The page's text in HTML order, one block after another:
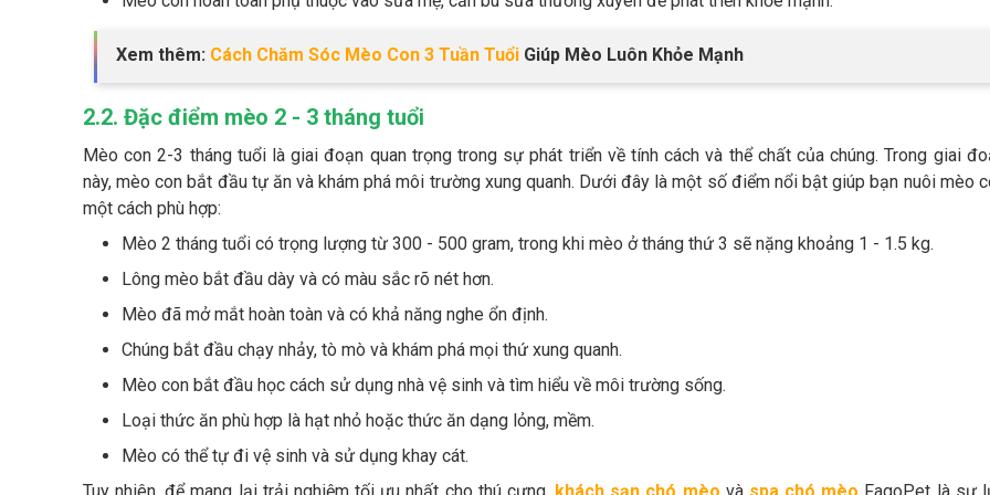
Xem thêm: Cách Chăm Sóc Mèo Con 3 Tuần Tuổi Giúp Mèo Luôn Khỏe Mạnh
2.2. Đặc điểm mèo 2 - 3 tháng tuổi
Mèo con 2-3 tháng tuổi là giai đoạn quan trọng trong sự phát triển về tính cách và thể chất của chúng. Trong giai
này, mèo con bắt đầu tự ăn và khám phá môi trường xung quanh. Dưới đây là một số điểm nổi bật giúp bạn nuôi mèo
một cách phù hợp:
Mèo 2 tháng tuổi có trọng lượng từ 300 - 500 gram, trong khi mèo ở tháng thứ 3 sẽ nặng khoảng 1 - 1.5 kg.
Lông mèo bắt đầu dày và có màu sắc rõ nét hơn.
Mèo đã mở mắt hoàn toàn và có khả năng nghe ổn định.
Chúng bắt đầu chạy nhảy, tò mò và khám phá mọi thứ xung quanh.
Mèo con bắt đầu học cách sử dụng nhà vệ sinh và tìm hiểu về môi trường sống.
Loại thức ăn phù hợp là hạt nhỏ hoặc thức ăn dạng lỏng, mềm.
Mèo có thể tự đi vệ sinh và sử dụng khay cát.